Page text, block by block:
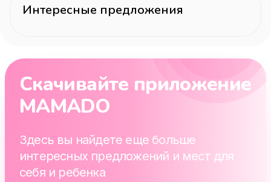
Интересные предложения
Скачивайте приложение
MAMADO
Здесь вы найдете еще больше
интересных предложений и мест для
себя и ребенка